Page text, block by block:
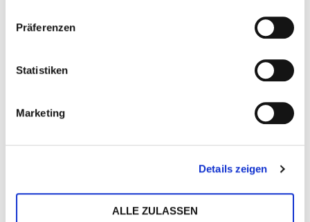
Präferenzen
Statistiken
Marketing
Details zeigen
ALLE ZULASSEN